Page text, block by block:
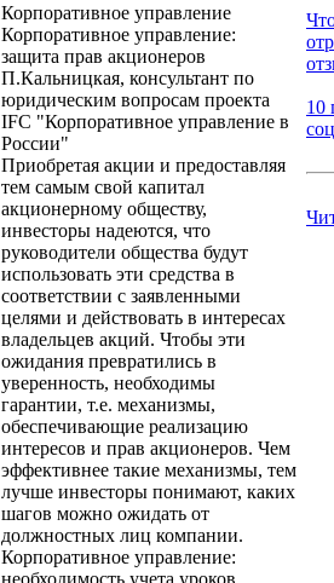
Корпоративное управление
Корпоративное управление:
защита прав акционеров
П.Кальницкая, консультант по
юридическим вопросам проекта
IFC "Корпоративное управление в
России"
Приобретая акции и предоставляя
тем самым свой капитал
акционерному обществу,
инвесторы надеются, что
руководители общества будут
использовать эти средства в
соответствии с заявленными
целями и действовать в интересах
владельцев акций. Чтобы эти
ожидания превратились в
уверенность, необходимы
гарантии, т.е. механизмы,
обеспечивающие реализацию
интересов и прав акционеров. Чем
эффективнее такие механизмы, тем
лучше инвесторы понимают, каких
шагов можно ожидать от
должностных лиц компании.
Корпоративное управление:
необходимость учета уроков
10